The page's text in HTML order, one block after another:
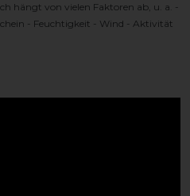
hängt von vielen Faktoren ab, u. a. -
- Feuchtigkeit - Wind - Aktivität